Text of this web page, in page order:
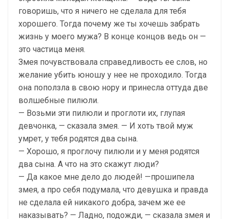
говоришь, что я ничего не сделала для тебя
хорошего. Тогда почему же ты хочешь забрать
жизнь у моего мужа? В конце концов ведь он —
это частица меня.
Змея почувствовала справедливость ее слов, но
желание убить юношу у нее не проходило. Тогда
она поползла в свою нору и принесла оттуда две
волшебные пилюли.
— Возьми эти пилюли и проглоти их, глупая
девчонка, — сказала змея. — И хоть твой муж
умрет, у тебя родятся два сына.
— Хорошо, я проглочу пилюли и у меня родятся
два сына. А что на это скажут люди?
— Да какое мне дело до людей! —прошипела
змея, а про себя подумала, что девушка и правда
не сделала ей никакого добра, зачем же ее
наказывать? — Ладно, подожди, — сказала змея и